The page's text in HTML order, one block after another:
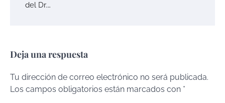
del Dr.…
Deja una respuesta
Tu dirección de correo electrónico no será publicada.
Los campos obligatorios están marcados con *